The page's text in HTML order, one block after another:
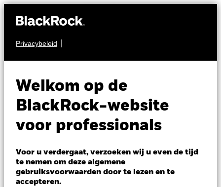
Privacybeleid
Welkom op de
BlackRock-website
voor professionals
Voor u verdergaat, verzoeken wij u even de tijd
te nemen om deze algemene
gebruiksvoorwaarden door te lezen en te
accepteren.
AANDELEN
WINA
Equity High
Income Active
UCITS ETF